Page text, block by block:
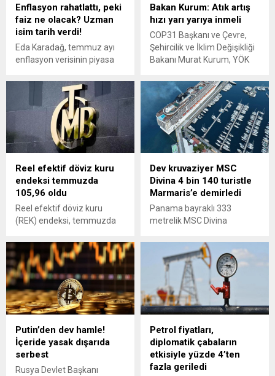
Enflasyon rahatlattı, peki
faiz ne olacak? Uzman
isim tarih verdi!
Eda Karadağ, temmuz ayı
enflasyon verisinin piyasa
gerçekleşmesini olumlu
değerlendirdiklerini
belirterek, tek bir veriyle
para politikasına ilişkin kesin
bir beklenti oluşturmanın
sağlıklı olmayacağını söyledi.
Bakan Kurum: Atık artış
hızı yarı yarıya inmeli
COP31 Başkanı ve Çevre,
Şehircilik ve İklim Değişikliği
Bakanı Murat Kurum, YÖK
"COP31 Yolunda Bilim
Diplomasisi Akademi
Lansmanı"nda konuştu.
Reel efektif döviz kuru
endeksi temmuzda
105,96 oldu
Reel efektif döviz kuru
(REK) endeksi, temmuzda
(TÜFE) bazında 0,39 puan
artarak 105,96'ya çıktı.
Dev kruvaziyer MSC
Divina 4 bin 140 turistle
Marmaris’e demirledi
Panama bayraklı 333
metrelik MSC Divina
ardından 4 bin 140
yolcusuyla Marmaris'e
ulaştı. Çoğunluğu Avrupalı
olan turistler, ilçenin tarihi ve
turistik noktalarını gezerek
esnafın yüzünü güldürdü.
Putin’den dev hamle!
İçeride yasak dışarıda
serbest
Rusya Devlet Başkanı
Petrol fiyatları,
diplomatik çabaların
etkisiyle yüzde 4’ten
fazla geriledi